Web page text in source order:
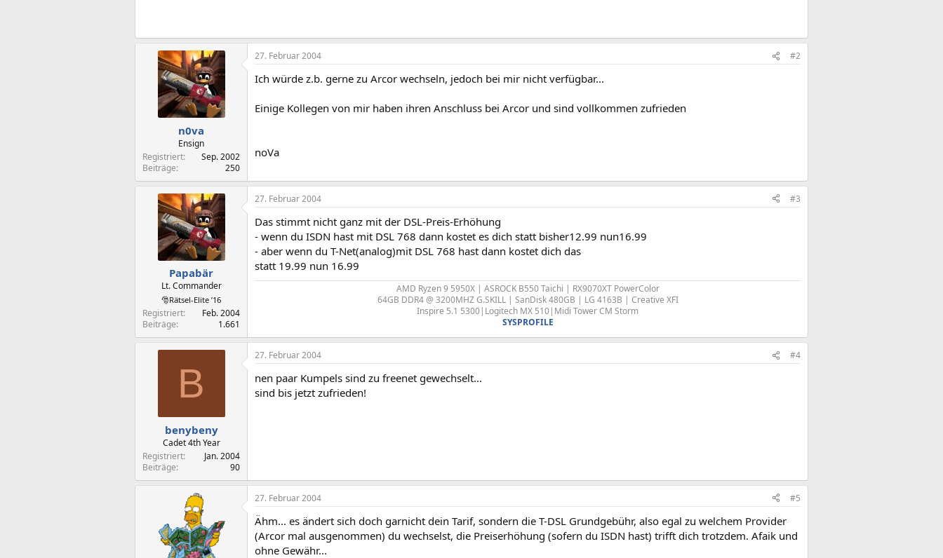
n0va
Ensign
Registriert
Sep. 2002
Beiträge
250
27. Februar 2004 #2
Ich würde z.b. gerne zu Arcor wechseln, jedoch bei mir nicht verfügbar...
Einige Kollegen von mir haben ihren Anschluss bei Arcor und sind vollkommen zufrieden
noVa
Papabär
Lt. Commander
🎅Rätsel-Elite ’16
Registriert
Feb. 2004
Beiträge
1.661
27. Februar 2004 #3
Das stimmt nicht ganz mit der DSL-Preis-Erhöhung
- wenn du ISDN hast mit DSL 768 dann kostet es dich statt bisher12.99 nun16.99
- aber wenn du T-Net(analog)mit DSL 768 hast dann kostet dich das
statt 19.99 nun 16.99
AMD Ryzen 9 5950X | ASROCK B550 Taichi | RX9070XT PowerColor
64GB DDR4 @ 3200MHZ G.SKILL | SanDisk 480GB | LG 4163B | Creative XFI
Inspire 5.1 5300|Logitech MX 510|Midi Tower CM Storm
SYSPROFILE
B
benybeny
Cadet 4th Year
Registriert
Jan. 2004
Beiträge
90
27. Februar 2004 #4
nen paar Kumpels sind zu freenet gewechselt...
sind bis jetzt zufrieden!
27. Februar 2004 #5
Ähm... es ändert sich doch garnicht dein Tarif, sondern die T-DSL Grundgebühr, also egal zu welchem Provider
(Arcor mal ausgenommen) du wechselst, die Preiserhöhung (sofern du ISDN hast) trifft dich trotzdem. Afaik und
ohne Gewähr...